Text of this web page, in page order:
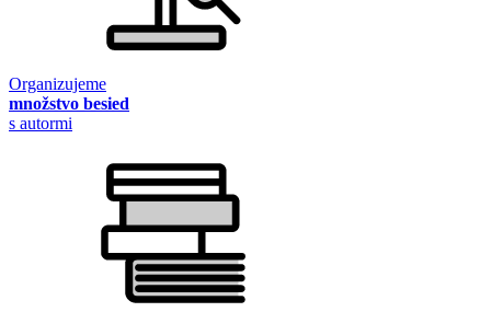
Organizujeme
množstvo besied
s autormi